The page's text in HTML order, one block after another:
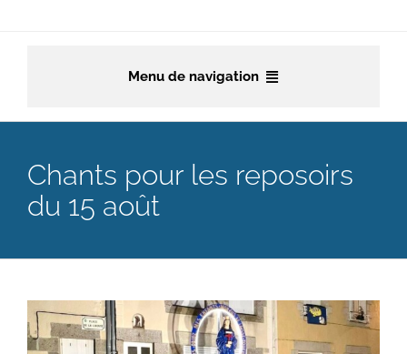
Menu de navigation
La paroisse
Etapes de la vie chrétienne
Servir et aimer
Chants pour les reposoirs
du 15 août
Voir
l'image